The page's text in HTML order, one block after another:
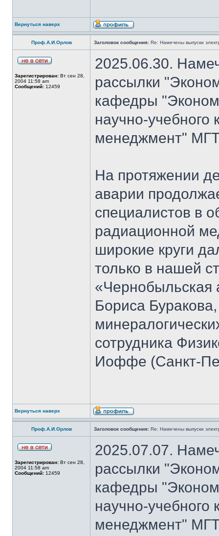
Вернуться наверх
Проф.А.И.Орлов Заголовок сообщения: Re: Намечены выпуски
Зарегистрирован: Вт сен 28,
2004 11:58 am
Сообщений: 12459
2025.06.30.
рассылки
кафедры
научно-
менеджмент"
На протяжении
аварии
специалистов в
радиационной
широкие круги
только в нашей
«Чернобыльская
Бориса
сотрудника
Иоффе (Санкт-
Вернуться наверх
Проф.А.И.Орлов Заголовок сообщения: Re: Намечены выпуски
Зарегистрирован: Вт сен 28,
2004 11:58 am
Сообщений: 12459
2025.07.07.
рассылки
кафедры
научно-
менеджмент"